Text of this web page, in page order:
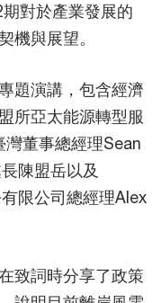
對於產業發展的
機與展望。
題演講，包含經濟
所亞太能源轉型服
董事總經理Sean
陳盟岳以及
限公司總經理Alex
致詞時分享了政策